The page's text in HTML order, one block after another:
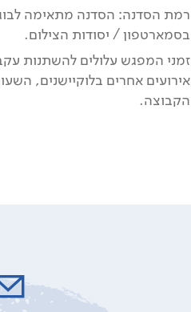
רמת הסדנה: הסדנה מתאימה
בסמארטפון / יסודות הצילום.
זמני המפגש עלולים להשתנות
אירועים אחרים בלוקיישנים,
הקבוצה.